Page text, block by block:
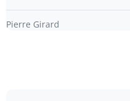
Pierre Girard